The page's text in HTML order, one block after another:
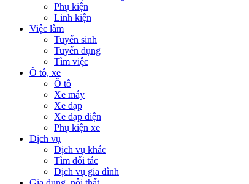
Phụ kiện
Linh kiện
Việc làm
Tuyển sinh
Tuyển dụng
Tìm việc
Ô tô, xe
Ô tô
Xe máy
Xe đạp
Xe đạp điện
Phụ kiện xe
Dịch vụ
Dịch vụ khác
Tìm đối tác
Dịch vụ gia đình